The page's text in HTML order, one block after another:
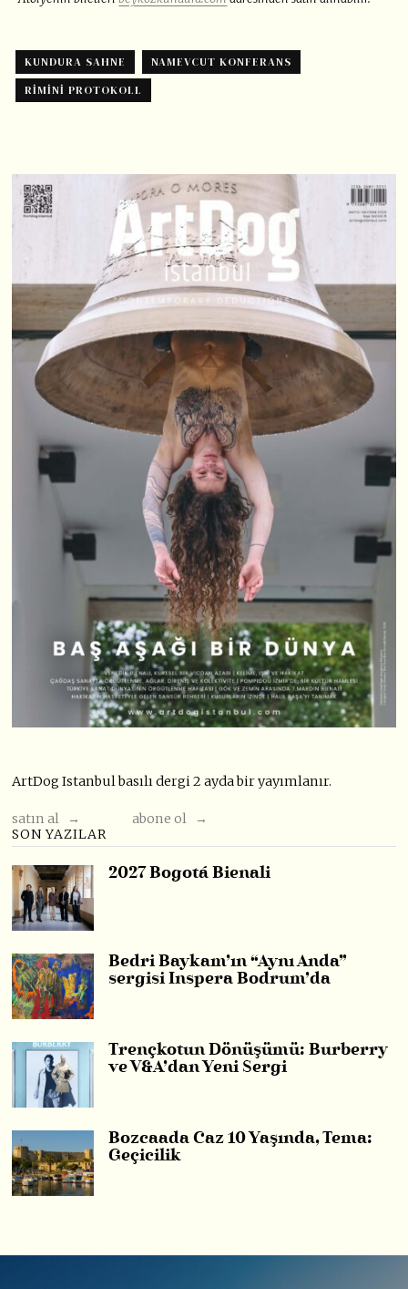
KUNDURA SAHNE
NAMEVCUT KONFERANS
RIMINI PROTOKOLL
ArtDog Istanbul basılı dergi 2 ayda bir yayımlanır.
satın al →
abone ol →
SON YAZILAR
2027 Bogotá Bienali
Bedri Baykam’ın “Aynı Anda”
sergisi Inspera Bodrum’da
Trençkotun Dönüşümü: Burberry
ve V&A’dan Yeni Sergi
Bozcaada Caz 10 Yaşında, Tema:
Geçicilik